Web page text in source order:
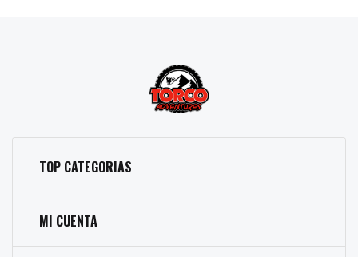
TOP CATEGORIAS
MI CUENTA